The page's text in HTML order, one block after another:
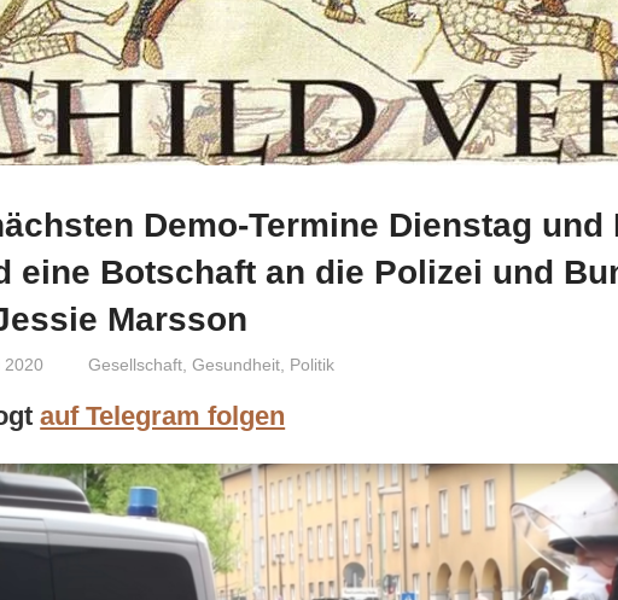
Demo-Termine Dienstag und
eine Botschaft an die Polizei und
Marsson
2020 Niki Vogt
Gesellschaft, Gesundheit, Politik
auf Telegram folgen